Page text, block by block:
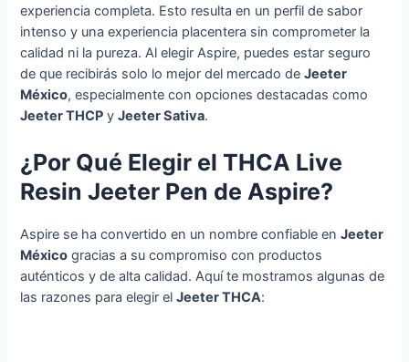
experiencia completa. Esto resulta en un perfil de sabor
intenso y una experiencia placentera sin comprometer la
calidad ni la pureza. Al elegir Aspire, puedes estar seguro
de que recibirás solo lo mejor del mercado deJeeter
México, especialmente con opciones destacadas como
Jeeter THCP yJeeter Sativa.
¿Por Qué Elegir el THCA Live
Resin Jeeter Pen de Aspire?
Aspire se ha convertido en un nombre confiable enJeeter
México gracias a su compromiso con productos
auténticos y de alta calidad. Aquí te mostramos algunas de
las razones para elegir elJeeter THCA: